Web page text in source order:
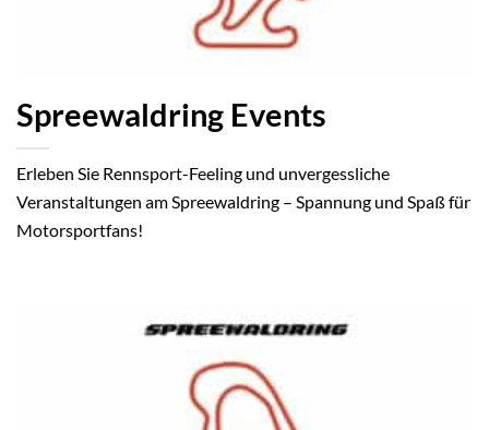
Spreewaldring Events
Erleben Sie Rennsport-Feeling und unvergessliche
Veranstaltungen am Spreewaldring – Spannung und Spaß für
Motorsportfans!